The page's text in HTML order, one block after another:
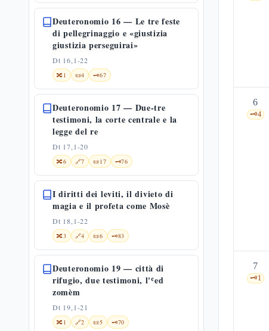
Deuteronomio 16 — Le tre feste
di pellegrinaggio e «giustizia
giustizia perseguirai»
Dt 16,1-22
🔀1 📜4 🗝️67
Deuteronomio 17 — Due-tre
testimoni, la corte centrale e la
legge del re
Dt 17,1-20
🔀6 🔗7 📜17 🗝️76
I diritti dei leviti, il divieto di
magia e il profeta come Mosè
Dt 18,1-22
🔀3 🔗4 📜6 🗝️83
Deuteronomio 19 — città di
rifugio, due testimoni, l'ʿed
zomèm
Dt 19,1-21
🔀1 🔗2 📜5 🗝️70
6
🗝️4
7
🗝️1